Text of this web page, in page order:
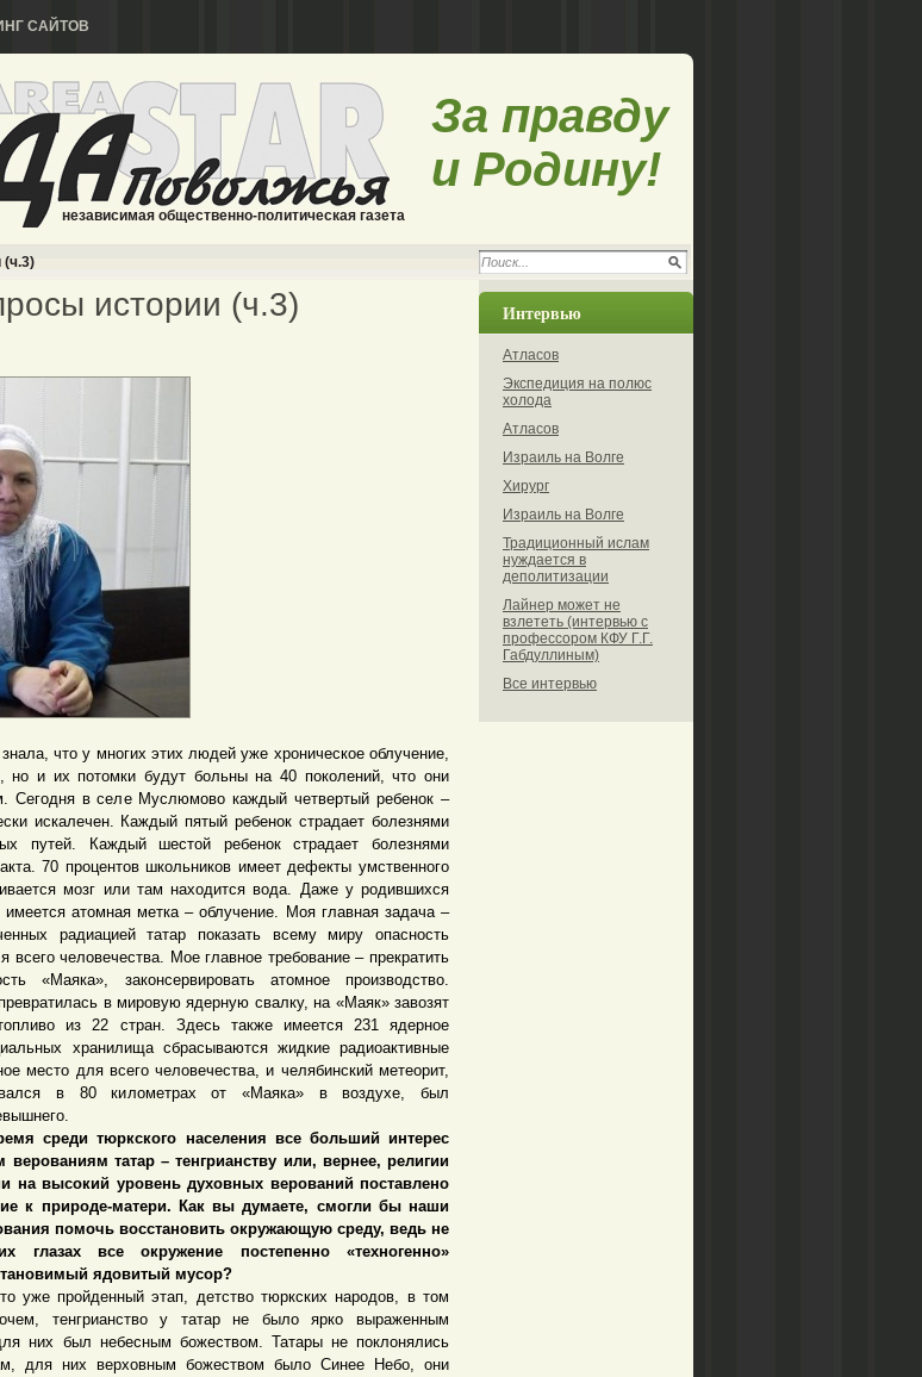
САЙТОВ
независимая общественно-политическая газета
За правду
и Родину!
(ч.3)
истории (ч.3)
что у многих этих людей уже хроническое облучение,
но и их потомки будут больны на 40 поколений, что они
Сегодня в селе Муслюмово каждый четвертый ребенок –
искалечен. Каждый пятый ребенок страдает болезнями
путей. Каждый шестой ребенок страдает болезнями
70 процентов школьников имеет дефекты умственного
мозг или там находится вода. Даже у родившихся
атомная метка – облучение. Моя главная задача –
радиацией татар показать всему миру опасность
всего человечества. Мое главное требование – прекратить
«Маяка», законсервировать атомное производство.
в мировую ядерную свалку, на «Маяк» завозят
из 22 стран. Здесь также имеется 231 ядерное
хранилища сбрасываются жидкие радиоактивные
место для всего человечества, и челябинский метеорит,
в 80 километрах от «Маяка» в воздухе, был
среди тюркского населения все больший интерес
татар – тенгрианству или, вернее, религии
на высокий уровень духовных верований поставлено
к природе-матери. Как вы думаете, смогли бы наши
помочь восстановить окружающую среду, ведь не
глазах все окружение постепенно «техногенно»
ядовитый мусор?
пройденный этап, детство тюркских народов, в том
тенгрианство у татар не было ярко выраженным
них был небесным божеством. Татары не поклонялись
для них верховным божеством было Синее Небо, они
Интервью
Атласов
Экспедиция на полюс
холода
Атласов
Израиль на Волге
Хирург
Израиль на Волге
Традиционный ислам
нуждается в
деполитизации
Лайнер может не
взлететь (интервью с
профессором КФУ Г.Г.
Габдуллиным)
Все интервью